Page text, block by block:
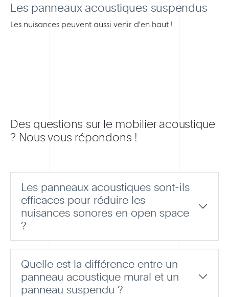
Les panneaux acoustiques suspendus
Les nuisances peuvent aussi venir d'en haut !
Des questions sur le mobilier acoustique
? Nous vous répondons !
Les panneaux acoustiques sont-ils
efficaces pour réduire les
nuisances sonores en open space
?
Quelle est la différence entre un
panneau acoustique mural et un
panneau suspendu ?